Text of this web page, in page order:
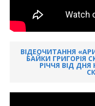
ВІДЕОЧИТАННЯ
БАЙКИ ГРИГОРІЯ
РІЧЧЯ ВІД